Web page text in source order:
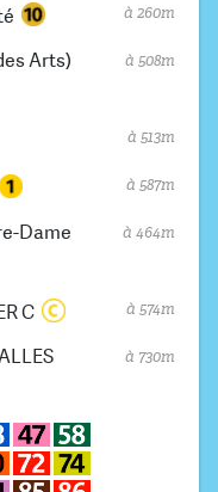
à 260m
Arts) à 508m
à 513m
à 587m
Dame à 464m
C à 574m
à 730m